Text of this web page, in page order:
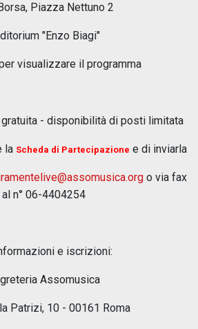
Piazza Nettuno 2
"Enzo Biagi"
visualizzare il programma
- disponibilità di posti limitata
la Scheda di Partecipazione e di inviarla
o via fax
al n° 06-4404254
e iscrizioni:
Assomusica
Patrizi, 10 - 00161 Roma